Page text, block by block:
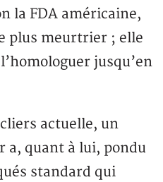
la FDA américaine,
plus meurtrier ; elle
jusqu’en
actuelle, un
a, quant à lui, pondu
standard qui